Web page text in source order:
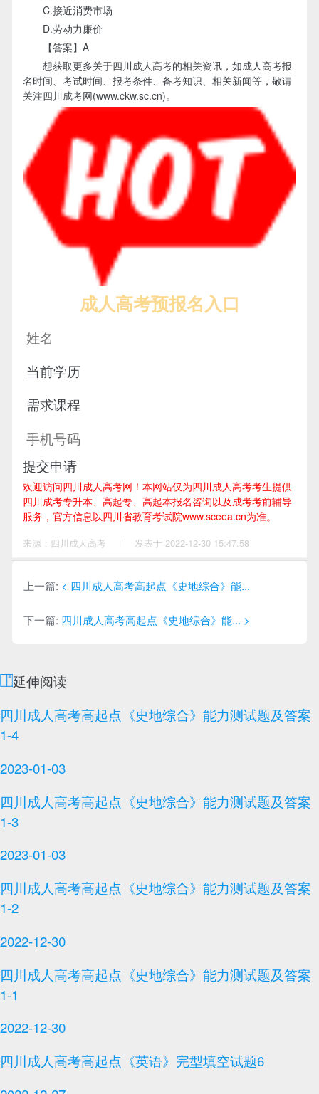
C.接近消费市场
D.劳动力廉价
【答案】A
想获取更多关于四川成人高考的相关资讯，如成人高考报
名时间、考试时间、报考条件、备考知识、相关新闻等，敬请
关注四川成考网(www.ckw.sc.cn)。
成人高考预报名入口
提交申请
欢迎访问四川成人高考网！ 本网站仅为四川成人高考考生提供
四川成考专升本、高起专、高起本报名咨询以及成考考前辅导
服务，官方信息以四川省教育考试院www.sceea.cn为准。
来源：四川成人高考
者：
李
师
发表于 2022-12-30 15:47:58
上一篇: < 四川成人高考高起点《史地综合》能...
下一篇: 四川成人高考高起点《史地综合》能... >
延伸阅读
四川成人高考高起点《史地综合》能力测试题及答案
1-4
2023-01-03
四川成人高考高起点《史地综合》能力测试题及答案
1-3
2023-01-03
四川成人高考高起点《史地综合》能力测试题及答案
1-2
2022-12-30
四川成人高考高起点《史地综合》能力测试题及答案
1-1
2022-12-30
四川成人高考高起点《英语》完型填空试题6